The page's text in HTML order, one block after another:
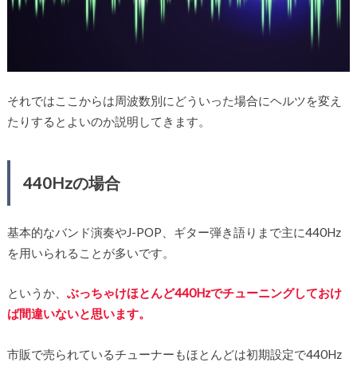
それではここからは周波数別にどういった場合にヘルツを変え
たりするとよいのか説明してきます。
440Hzの場合
基本的なバンド演奏やJ-POP、ギター弾き語りまで主に440Hz
を用いられることが多いです。
というか、 ぶっちゃけほとんど440Hzでチューニングしておけ
ば間違いないと思います。
市販で売られているチューナーもほとんどは初期設定で440Hz